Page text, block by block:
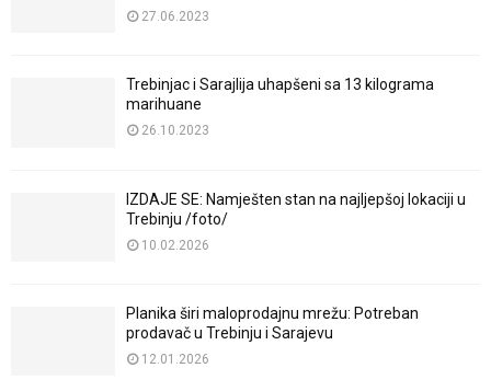
27.06.2023
Trebinjac i Sarajlija uhapšeni sa 13 kilograma
marihuane
26.10.2023
IZDAJE SE: Namješten stan na najljepšoj lokaciji u
Trebinju /foto/
10.02.2026
Planika širi maloprodajnu mrežu: Potreban
prodavač u Trebinju i Sarajevu
12.01.2026